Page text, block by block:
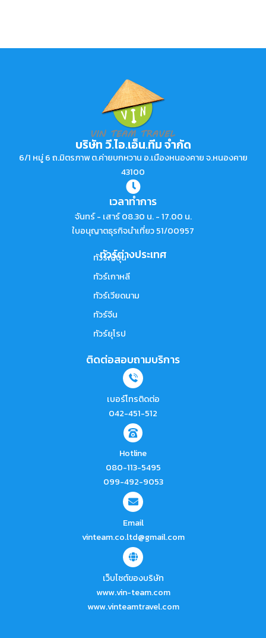
บริษัท วี.ไอ.เอ็น.ทีม จำกัด
6/1 หมู่ 6 ถ.มิตรภาพ ต.ค่ายบกหวาน อ.เมืองหนองคาย จ.หนองคาย
43100
เวลาทำการ
จันทร์ - เสาร์ 08.30 น. - 17.00 น.
ใบอนุญาตธุรกิจนำเที่ยว 51/00957
ทัวร์ต่างประเทศ
ทัวร์ญี่ปุ่น
ทัวร์เกาหลี
ทัวร์เวียดนาม
ทัวร์จีน
ทัวร์ยุโรป
ติดต่อสอบถามบริการ
เบอร์โทรติดต่อ
042-451-512
Hotline
080-113-5495
099-492-9053
Email
vinteam.co.ltd@gmail.com
เว็บไซต์ของบริษัท
www.vin-team.com
www.vinteamtravel.com